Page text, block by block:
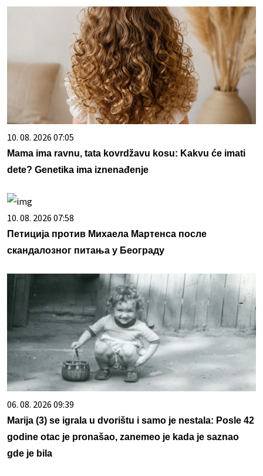
10. 08. 2026 07:05
Mama ima ravnu, tata kovrdžavu kosu: Kakvu će imati
dete? Genetika ima iznenađenje
10. 08. 2026 07:58
Петиција против Михаела Мартенса после
скандалозног питања у Београду
06. 08. 2026 09:39
Marija (3) se igrala u dvorištu i samo je nestala: Posle 42
godine otac je pronašao, zanemeo je kada je saznao
gde je bila